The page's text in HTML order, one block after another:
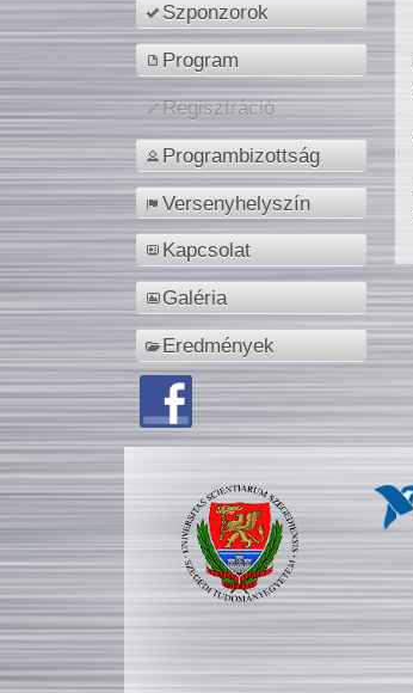
Szponzorok
Program
Regisztráció
Programbizottság
Versenyhelyszín
Kapcsolat
Galéria
Eredmények